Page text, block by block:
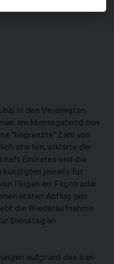
in den Vereinigten
am Montagabend den
"begrenzte" Zahl von
starten, erklärte der
Emirates und die
kündigten jeweils für
Flügen an. Flightradar
ersten Abflug gen
die Wiederaufnahme
Dienstag an.
aufgrund des Iran-